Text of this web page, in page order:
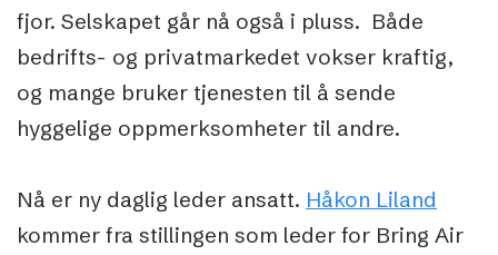
fjor. Selskapet går nå også i pluss. Både
bedrifts- og privatmarkedet vokser kraftig,
og mange bruker tjenesten til å sende
hyggelige oppmerksomheter til andre.
Nå er ny daglig leder ansatt. Håkon Liland
kommer fra stillingen som leder for Bring Air